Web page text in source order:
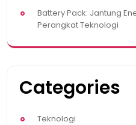
Battery Pack: Jantung
Perangkat Teknologi
Categories
Teknologi